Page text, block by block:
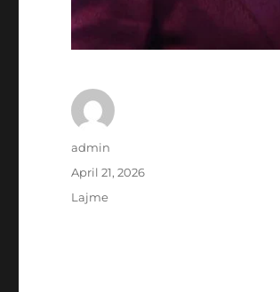
Author
admin
Posted
April 21, 2026
Categories
Lajme